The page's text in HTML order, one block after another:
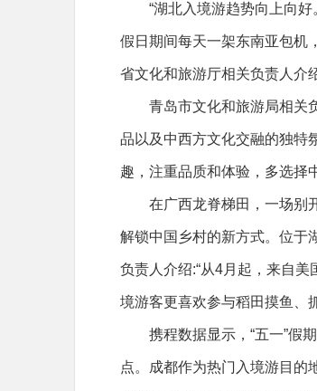
“湖北入境游趋势向上向
假日期间每天一架东南亚包机
省文化和旅游厅相关负责人介
青岛市文化和旅游局相关
品以及中西方文化交融的独特
趣，注重品质和体验，多选择
在广西龙脊梯田，一场别
解锁中国乡村的新方式。位于
负责人介绍:“从4月起，来自
境游客更喜欢参与稻田摸鱼、
携程数据显示，“五一”假
点。成都作为热门入境游目的